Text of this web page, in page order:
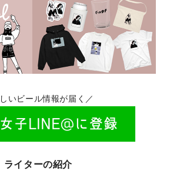
いビール情報が届く／
ライターの紹介